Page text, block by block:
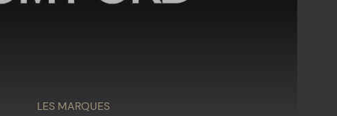
LES MARQUES